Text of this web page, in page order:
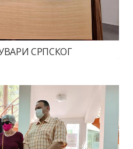
СРПСКОГ